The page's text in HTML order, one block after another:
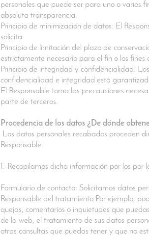
personales que puede ser para uno o varios
absoluta transparencia.
Principio de minimización de datos: El
solicita.
Principio de limitación del plazo de
estrictamente necesario para el fin o los fines
Principio de integridad y confidencialidad:
confidencialidad e integridad está
El Responsable toma las precauciones
parte de terceros.
Procedencia de los datos ¿De dónde
Los datos personales recabados proceden
Responsable.
1.-Recopilamos dicha información por los por
Formulario de contacto: Solicitamos datos
Responsable del tratamiento Por ejemplo,
quejas, comentarios o inquietudes que
de la web, el tratamiento de sus datos
otras consultas que puedas tener y que no